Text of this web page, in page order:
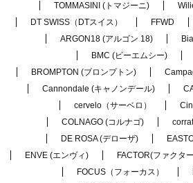
TOMMASINI (トマジーニ)
DT SWISS（DTスイス）
FFWD
ARGON18 (アルゴン 18)
BMC (ビーエムシー)
BROMPTON (ブロンプトン)
Cannondale (キャノンデール)
cervelo（サーベロ）
COLNAGO (コルナゴ)
DE ROSA (デローザ)
ENVE (エンヴィ)
FACTOR(ファクタ
FOCUS（フォーカス）